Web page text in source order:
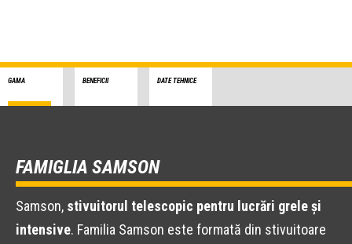
GAMA BENEFICII DATE TEHNICE
FAMIGLIA SAMSON
Samson, stivuitorul telescopic pentru lucrări grele și
intensive. Familia Samson este formată din stivuitoare